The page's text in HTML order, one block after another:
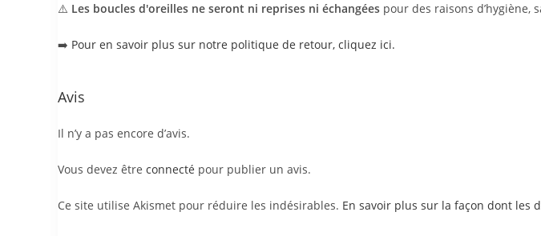
⚠️ Les boucles d'oreilles ne seront ni reprises ni échangées pour des raisons d’hygiène,
➡️ Pour en savoir plus sur notre politique de retour, cliquez ici.
Avis
Il n’y a pas encore d’avis.
Vous devez être connecté pour publier un avis.
Ce site utilise Akismet pour réduire les indésirables. En savoir plus sur la façon dont les